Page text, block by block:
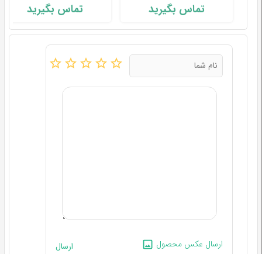
تماس بگیرید تماس بگیرید
ارسال عکس محصول ارسال